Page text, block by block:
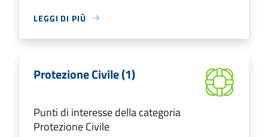
LEGGI DI PIÙ
Protezione Civile (1)
Punti di interesse della categoria
Protezione Civile